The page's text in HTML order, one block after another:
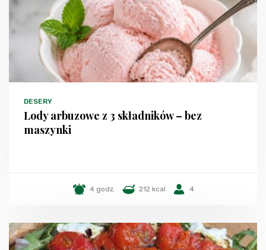
DESERY
Lody arbuzowe z 3 składników – bez
maszynki
4 godz. 212 kcal 4